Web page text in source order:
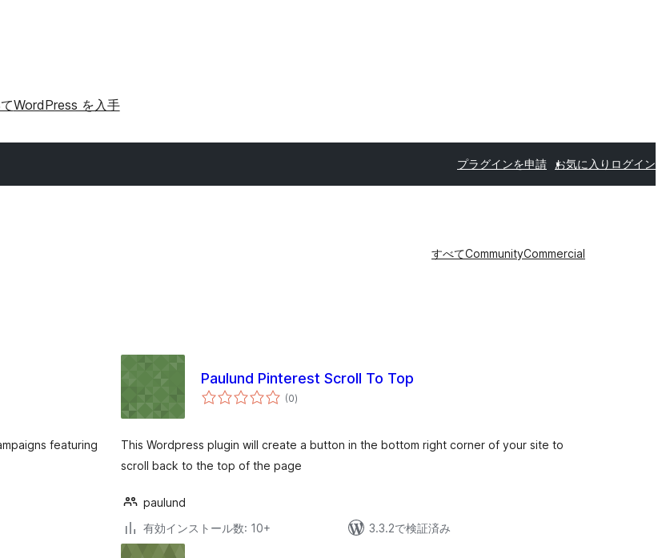
WordPress を入手
プラグインを申請 お気に入り ログイン
すべてCommunityCommercial
featuring
Paulund Pinterest Scroll To Top
(0個
の)
This Wordpress plugin will create a button in the bottom right corner of your site to
scroll back to the top of the page
paulund
有効インストール数: 10+
3.3.2で検証済み